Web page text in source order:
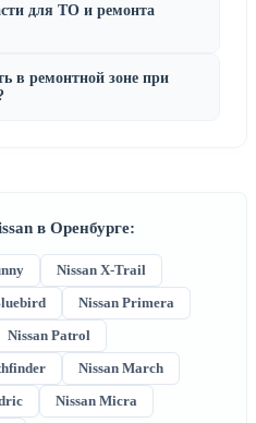
для ТО и ремонта
в ремонтной зоне при
в Оренбурге:
Nissan X-Trail
Nissan Primera
Nissan Patrol
Nissan March
Nissan Micra